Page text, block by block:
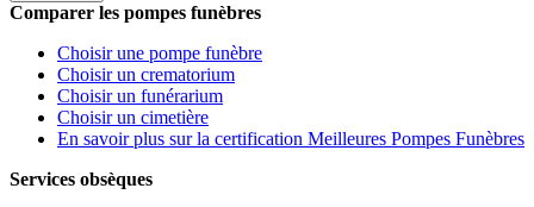
Comparer les pompes funèbres
Choisir une pompe funèbre
Choisir un crematorium
Choisir un funérarium
Choisir un cimetière
En savoir plus sur la certification Meilleures Pompes Funèbres
Services obsèques